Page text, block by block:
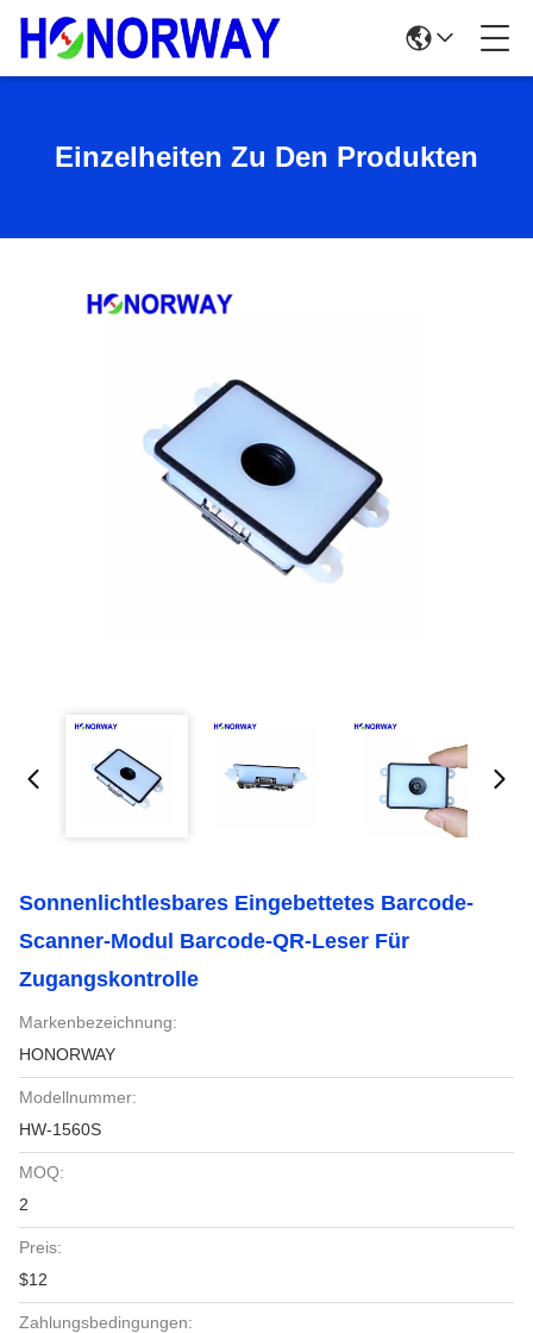
Einzelheiten Zu Den Produkten
Sonnenlichtlesbares Eingebettetes Barcode-
Scanner-Modul Barcode-QR-Leser Für
Zugangskontrolle
Markenbezeichnung:
HONORWAY
Modellnummer:
HW-1560S
MOQ:
2
Preis:
$12
Zahlungsbedingungen: